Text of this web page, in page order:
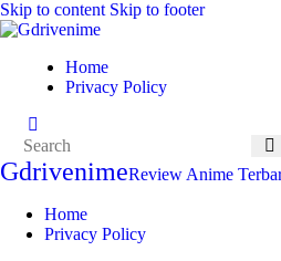
Skip to content Skip to footer
Home
Privacy Policy
GdrivenimeReview Anime
Home
Privacy Policy